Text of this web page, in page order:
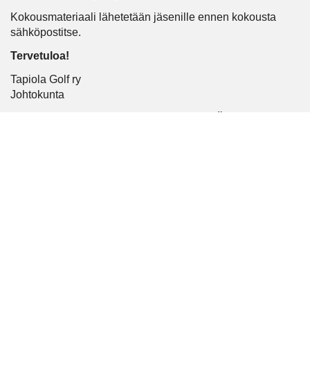
Kokousmateriaali lähetetään jäsenille ennen kokousta
sähköpostitse.
Tervetuloa!
Tapiola Golf ry
Johtokunta